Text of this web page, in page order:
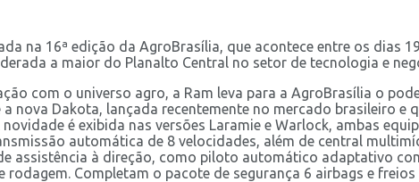
na 16ª edição da AgroBrasília, que acontece entre os dias
a maior do Planalto Central no setor de tecnologia e
com o universo agro, a Ram leva para a AgroBrasília o
nova Dakota, lançada recentemente no mercado brasileiro e
novidade é exibida nas versões Laramie e Warlock, ambas
automática de 8 velocidades, além de central
assistência à direção, como piloto automático adaptativo
rodagem. Completam o pacote de segurança 6 airbags e